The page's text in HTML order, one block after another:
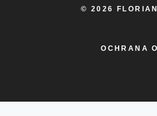
© 2026
OCHRANA